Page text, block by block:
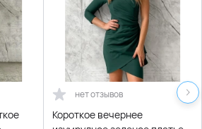
нет отзывов
Короткое вечернее